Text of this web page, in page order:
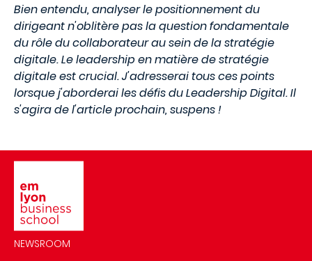
Bien entendu, analyser le positionnement du
dirigeant n'oblitère pas la question fondamentale
du rôle du collaborateur au sein de la stratégie
digitale. Le leadership en matière de stratégie
digitale est crucial. J'adresserai tous ces points
lorsque j'aborderai les défis du Leadership Digital. Il
s'agira de l'article prochain, suspens !
NEWSROOM